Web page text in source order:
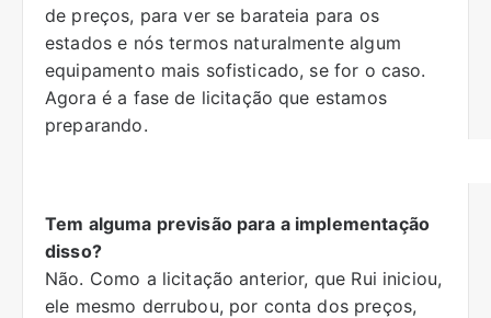
de preços, para ver se barateia para os
estados e nós termos naturalmente algum
equipamento mais sofisticado, se for o caso.
Agora é a fase de licitação que estamos
preparando.
Tem alguma previsão para a implementação
disso?
Não. Como a licitação anterior, que Rui iniciou,
ele mesmo derrubou, por conta dos preços,